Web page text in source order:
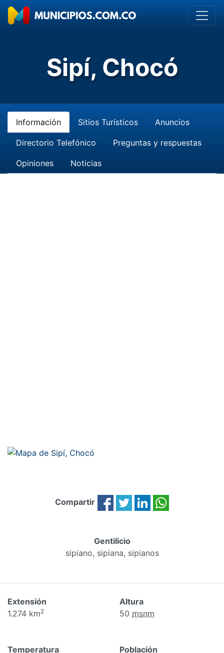
Sipí, Chocó
Información Sitios Turísticos Anuncios
Directorio Telefónico Preguntas y respuestas
Opiniones Noticias
Compartir
Gentilicio
sipiano, sipiana, sipianos
Extensión
1.274 km2
Altura
50 msnm
Temperatura
Población